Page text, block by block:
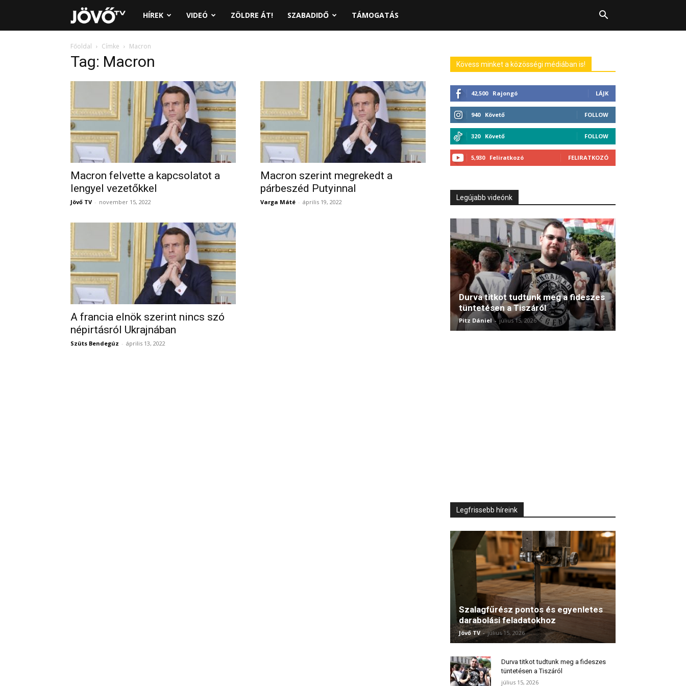
Jövő
TV
HÍREK VIDEÓ ZÖLDRE ÁT! SZABADIDŐ TÁMOGATÁS
Főoldal Címke Macron
Tag: Macron
Macron felvette a kapcsolatot a
lengyel vezetőkkel
Jövő TV - november 15, 2022
Macron szerint megrekedt a
párbeszéd Putyinnal
Varga Máté - április 19, 2022
A francia elnök szerint nincs szó
népirtásról Ukrajnában
Szüts Bendegúz - április 13, 2022
Kövess minket a közösségi médiában is!
42,500 Rajongó LÁJK
940 Követő FOLLOW
320 Követő FOLLOW
5,930 Feliratkozó FELIRATKOZÓ
Legújabb videónk
Durva titkot tudtunk meg a fideszes
tüntetésen a Tiszáról
Pitz Dániel - július 15, 2026
Legfrissebb híreink
Szalagfűrész pontos és egyenletes
darabolási feladatokhoz
Jövő TV - július 15, 2026
Durva titkot tudtunk meg a fideszes
tüntetésen a Tiszáról
július 15, 2026